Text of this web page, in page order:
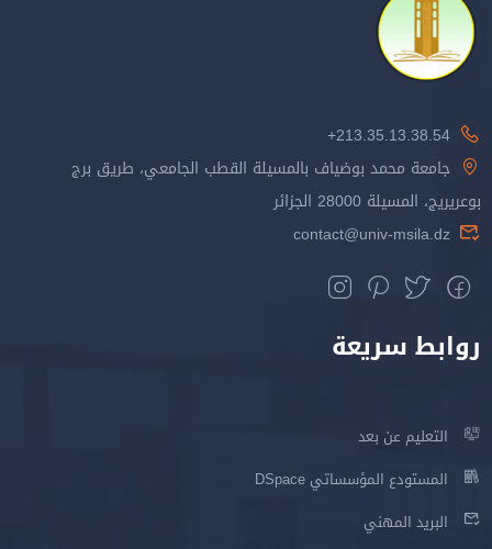
213.35.13.38.54+
جامعة محمد بوضياف بالمسيلة القطب الجامعي، طريق برج
بوعريريج، المسيلة 28000 الجزائر
contact@univ-msila.dz
روابط سريعة
التعليم عن بعد
المستودع المؤسساتي DSpace
البريد المهني